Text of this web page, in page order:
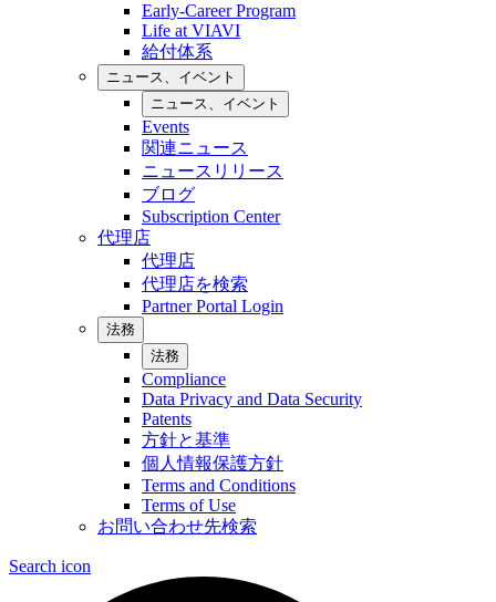
Early-Career Program
Life at VIAVI
給付体系
ニュース、イベント
ニュース、イベント
Events
関連ニュース
ニュースリリース
ブログ
Subscription Center
代理店
代理店
代理店を検索
Partner Portal Login
法務
法務
Compliance
Data Privacy and Data Security
Patents
方針と基準
個人情報保護方針
Terms and Conditions
Terms of Use
お問い合わせ先検索
Search icon